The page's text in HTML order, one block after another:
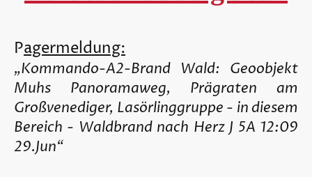
Pagermeldung:
„Kommando-A2-Brand Wald: Geoobjekt
Muhs Panoramaweg, Prägraten am
Großvenediger, Lasörlinggruppe - in diesem
Bereich - Waldbrand nach Herz J 5A 12:09
29.Jun“